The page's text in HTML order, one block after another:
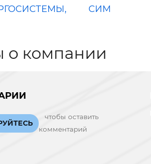
СИМ
о компании
чтобы оставить
комментарий